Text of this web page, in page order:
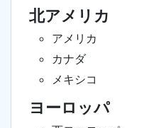
北アメリカ
アメリカ
カナダ
メキシコ
ヨーロッパ